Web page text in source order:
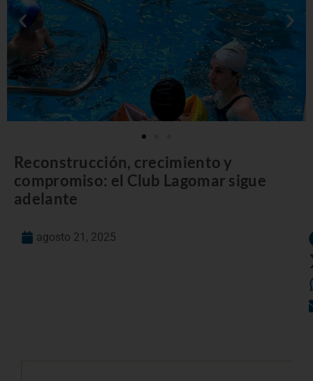
Reconstrucción, crecimiento y
compromiso: el Club Lagomar sigue
adelante
agosto 21, 2025